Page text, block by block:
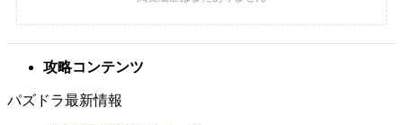
攻略コンテンツ
パズドラ最新情報